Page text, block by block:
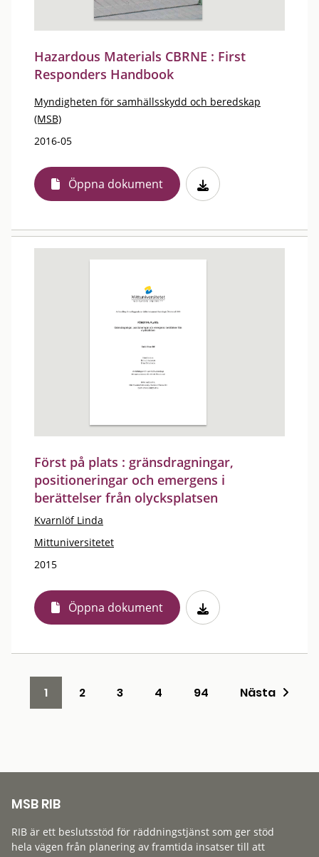
Hazardous Materials CBRNE : First
Responders Handbook
Myndigheten för samhällsskydd och beredskap
(MSB)
2016-05
Öppna dokument
Först på plats : gränsdragningar,
positioneringar och emergens i
berättelser från olycksplatsen
Kvarnlöf Linda
Mittuniversitetet
2015
Öppna dokument
1 2 3 4 94 Nästa
MSB RIB
RIB är ett beslutsstöd för räddningstjänst som ger stöd
hela vägen från planering av framtida insatser till att